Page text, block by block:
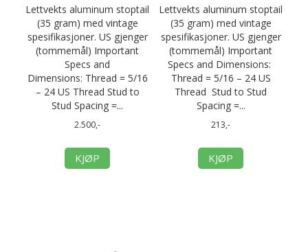
Lettvekts aluminum stoptail
(35 gram) med vintage
spesifikasjoner. US gjenger
(tommemål) Important
Specs and
Dimensions: Thread = 5/16
– 24 US Thread Stud to
Stud Spacing =...
2.500,-
KJØP
Lettvekts aluminum stoptail
(35 gram) med vintage
spesifikasjoner. US gjenger
(tommemål) Important
Specs and Dimensions:
Thread = 5/16 – 24 US
Thread Stud to Stud
Spacing =...
213,-
KJØP